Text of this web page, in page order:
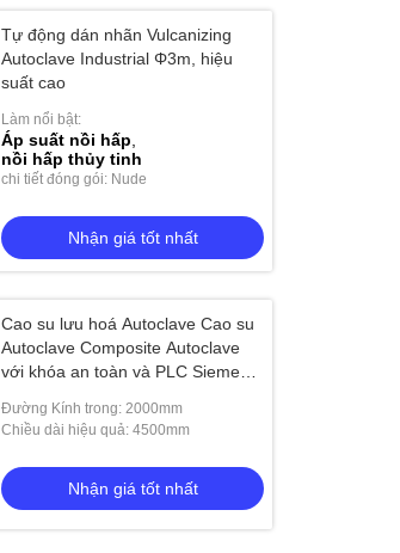
Tự động dán nhãn Vulcanizing
Autoclave Industrial Φ3m, hiệu
suất cao
Làm nổi bật:
Áp suất nồi hấp
nồi hấp thủy tinh
chi tiết đóng gói: Nude
Nhận giá tốt nhất
Cao su lưu hoá Autoclave Cao su
Autoclave Composite Autoclave
với khóa an toàn và PLC Siemens
Đường Kính trong: 2000mm
Chiều dài hiệu quả: 4500mm
Nhận giá tốt nhất